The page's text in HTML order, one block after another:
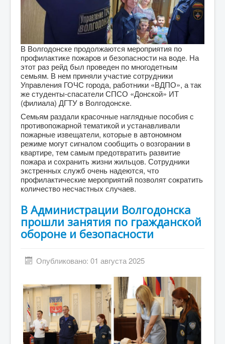
В Волгодонске продолжаются мероприятия по
профилактике пожаров и безопасности на воде. На
этот раз рейд был проведен по многодетным
семьям. В нем приняли участие сотрудники
Управления ГОЧС города, работники «ВДПО», а так
же студенты-спасатели СПСО «Донской» ИТ
(филиала) ДГТУ в Волгодонске.
Семьям раздали красочные наглядные пособия с
противопожарной тематикой и устанавливали
пожарные извещатели, которые в автономном
режиме могут сигналом сообщить о возгорании в
квартире, тем самым предотвратить развитие
пожара и сохранить жизни жильцов. Сотрудники
экстренных служб очень надеются, что
профилактические мероприятий позволят сократить
количество несчастных случаев.
В Администрации Волгодонска
прошли занятия по гражданской
обороне и безопасности
Опубликовано: 01 августа 2025